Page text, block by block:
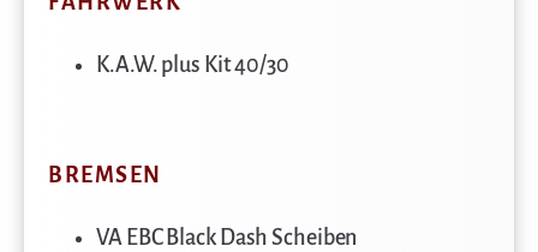
K.A.W. plus Kit 40/30
BREMSEN
VA EBC Black Dash Scheiben